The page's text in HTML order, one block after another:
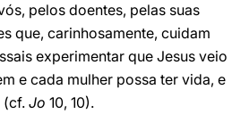
pelos doentes, pelas suas
que, carinhosamente, cuidam
experimentar que Jesus veio
e cada mulher possa ter vida, e
(cf. Jo 10, 10).